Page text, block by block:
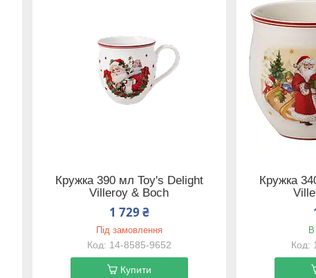
Кружка 390 мл Toy's Delight
Villeroy & Boch
1 729 ₴
Під замовлення
14-8585-9652
Купити
Кружка
В